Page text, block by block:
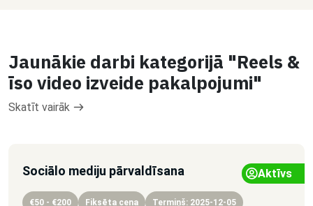
Jaunākie darbi kategorijā "Reels &
īso video izveide pakalpojumi"
Skatīt vairāk
Sociālo mediju pārvaldīsana Aktīvs
€50 - €200 Fiksēta cena Termiņš: 2025-12-05